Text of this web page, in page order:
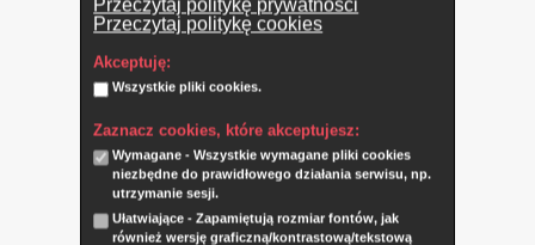
Przeczytaj politykę prywatności
Przeczytaj politykę cookies
Akceptuję:
Wszystkie pliki cookies.
Zaznacz cookies, które akceptujesz:
Wymagane - Wszystkie wymagane pliki cookies
niezbędne do prawidłowego działania serwisu, np.
utrzymanie sesji.
Ułatwiające - Zapamiętują rozmiar fontów, jak
również wersję graficzną/kontrastową/tekstową